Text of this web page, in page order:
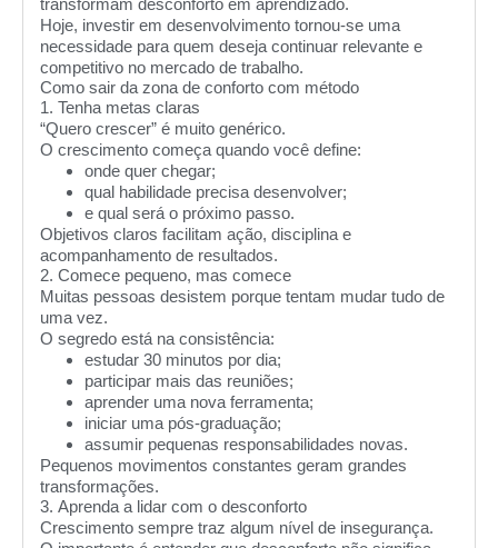
transformam desconforto em aprendizado.
Hoje, investir em desenvolvimento tornou-se uma
necessidade para quem deseja continuar relevante e
competitivo no mercado de trabalho.
Como sair da zona de conforto com método
1. Tenha metas claras
“Quero crescer” é muito genérico.
O crescimento começa quando você define:
onde quer chegar;
qual habilidade precisa desenvolver;
e qual será o próximo passo.
Objetivos claros facilitam ação, disciplina e
acompanhamento de resultados.
2. Comece pequeno, mas comece
Muitas pessoas desistem porque tentam mudar tudo de
uma vez.
O segredo está na consistência:
estudar 30 minutos por dia;
participar mais das reuniões;
aprender uma nova ferramenta;
iniciar uma pós-graduação;
assumir pequenas responsabilidades novas.
Pequenos movimentos constantes geram grandes
transformações.
3. Aprenda a lidar com o desconforto
Crescimento sempre traz algum nível de insegurança.